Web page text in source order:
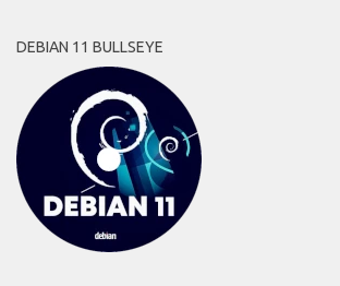
DEBIAN 11 BULLSEYE